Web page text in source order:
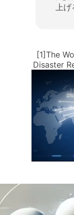
上げ
[1]The
Disaster